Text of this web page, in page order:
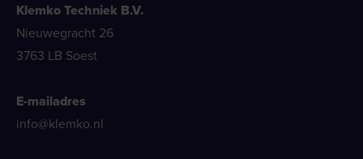
Klemko Techniek B.V.
Nieuwegracht 26
3763 LB Soest
E-mailadres
info@klemko.nl